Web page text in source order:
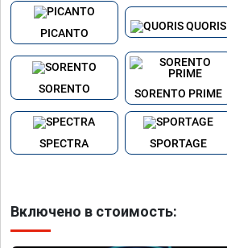
PICANTO
QUORIS
SORENTO SORENTO PRIME
SPECTRA SPORTAGE
Включено в стоимость: